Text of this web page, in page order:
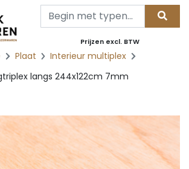
Prijzen excl. BTW
Plaat
Interieur multiplex
langs 244x122cm 7mm